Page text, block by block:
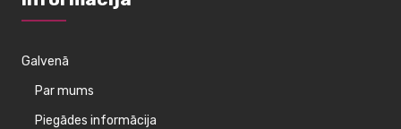
Galvenā
Par mums
Piegādes informācija